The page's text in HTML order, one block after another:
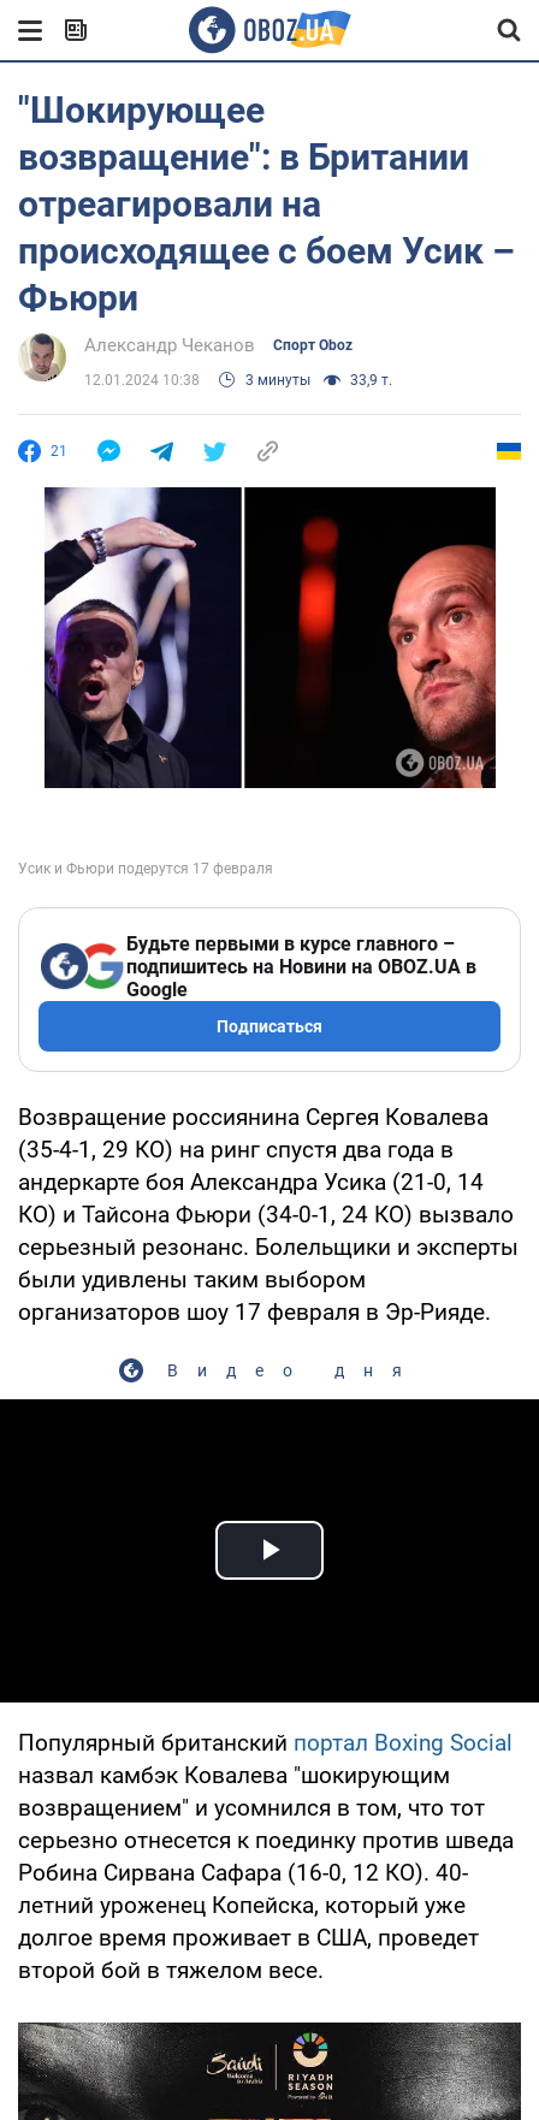
"Шокирующее
возвращение": в Британии
отреагировали на
происходящее с боем Усик –
Фьюри
Александр Чеканов Спорт Oboz
12.01.2024 10:38 3 минуты 33,9 т.
21
Будьте первыми в курсе главного –
подпишитесь на Новини на OBOZ.UA в
Google
Подписаться
Возвращение россиянина Сергея Ковалева
(35-4-1, 29 КО) на ринг спустя два года в
андеркарте боя Александра Усика (21-0, 14
КО) и Тайсона Фьюри (34-0-1, 24 КО) вызвало
серьезный резонанс. Болельщики и эксперты
были удивлены таким выбором
организаторов шоу 17 февраля в Эр-Рияде.
Видео дня
Play Video
Популярный британский портал Boxing Social
назвал камбэк Ковалева "шокирующим
возвращением" и усомнился в том, что тот
серьезно отнесется к поединку против шведа
Робина Сирвана Сафара (16-0, 12 КО). 40-
летний уроженец Копейска, который уже
долгое время проживает в США, проведет
второй бой в тяжелом весе.